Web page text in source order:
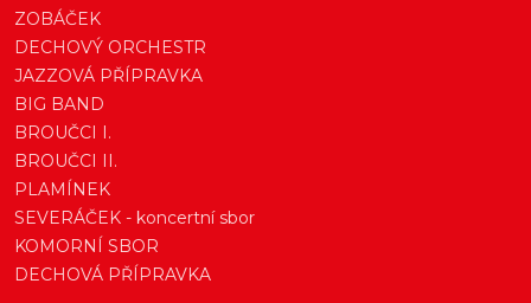
ZOBÁČEK
DECHOVÝ ORCHESTR
JAZZOVÁ PŘÍPRAVKA
BIG BAND
BROUČCI I.
BROUČCI II.
PLAMÍNEK
SEVERÁČEK - koncertní sbor
KOMORNÍ SBOR
DECHOVÁ PŘÍPRAVKA